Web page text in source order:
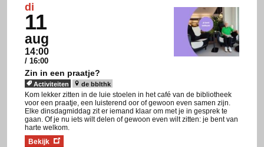
di
11
aug
14:00
/ 16:00
Zin in een praatje?
Activiteiten de bblthk
Kom lekker zitten in de luie stoelen in het café van de bibliotheek
voor een praatje, een luisterend oor of gewoon even samen zijn.
Elke dinsdagmiddag zit er iemand klaar om met je in gesprek te
gaan. Of je nu iets wilt delen of gewoon even wilt zitten: je bent van
harte welkom.
Bekijk